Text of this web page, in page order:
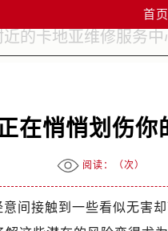
首页
在悄悄划伤你
阅读：（次）
间接触到一些看似无害